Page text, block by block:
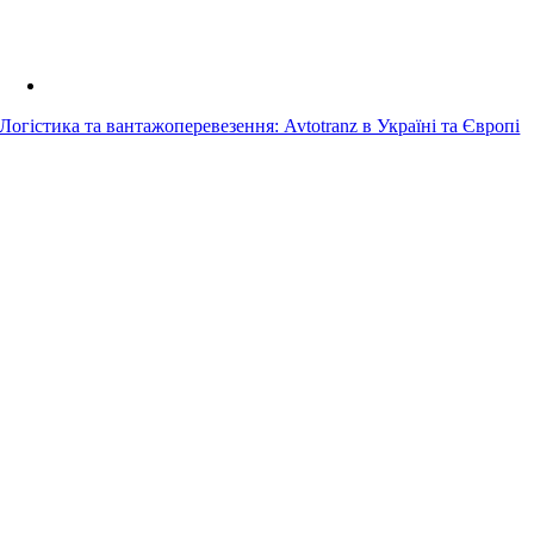
Логістика та вантажоперевезення: Avtotranz в Україні та Європі